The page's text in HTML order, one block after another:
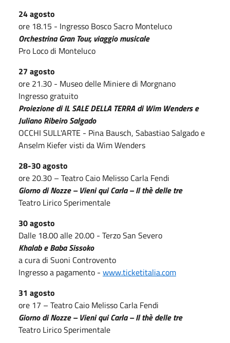
24 agosto
ore 18.15 - Ingresso Bosco Sacro Monteluco
Orchestrina Gran Tour, viaggio musicale
Pro Loco di Monteluco
27 agosto
ore 21.30 - Museo delle Miniere di Morgnano
Ingresso gratuito
Proiezione di IL SALE DELLA TERRA di Wim Wenders e
Juliano Ribeiro Salgado
OCCHI SULL'ARTE - Pina Bausch, Sabastiao Salgado e
Anselm Kiefer visti da Wim Wenders
28-30 agosto
ore 20.30 – Teatro Caio Melisso Carla Fendi
Giorno di Nozze – Vieni qui Carla – Il thè delle tre
Teatro Lirico Sperimentale
30 agosto
Dalle 18.00 alle 20.00 - Terzo San Severo
Khalab e Baba Sissoko
a cura di Suoni Controvento
Ingresso a pagamento - www.ticketitalia.com
31 agosto
ore 17 – Teatro Caio Melisso Carla Fendi
Giorno di Nozze – Vieni qui Carla – Il thè delle tre
Teatro Lirico Sperimentale